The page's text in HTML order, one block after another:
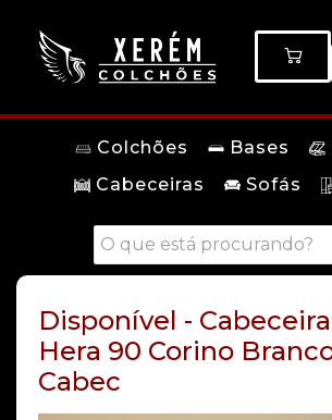
Colchões Bases
Cabeceiras
Sofás
Disponível -
Hera 90 Corino
Cabec